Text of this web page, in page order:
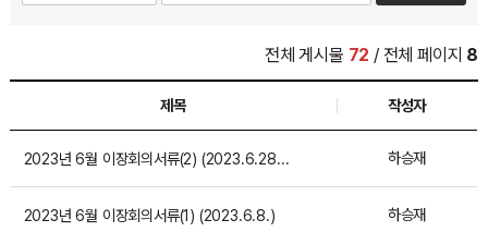
전체 게시물 72 / 전체 페이지 8
제목 작성자
2023년 6월 이장회의서류(2) (2023.6.28.... 하승재
2023년 6월 이장회의서류(1) (2023.6.8.) 하승재